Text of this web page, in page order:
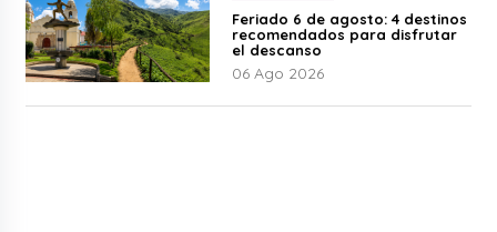
Feriado 6 de agosto: 4 destinos
recomendados para disfrutar
el descanso
06 Ago 2026